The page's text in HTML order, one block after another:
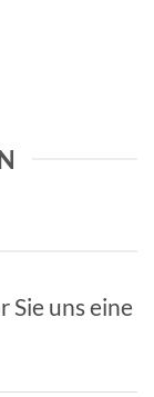
Sie uns eine